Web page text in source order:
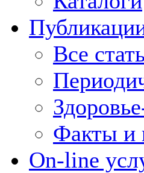
Все
Факты и
On-line